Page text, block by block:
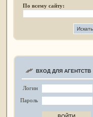
По всему сайту:
ВХОД ДЛЯ АГЕНТСТВ
Логин
Пароль